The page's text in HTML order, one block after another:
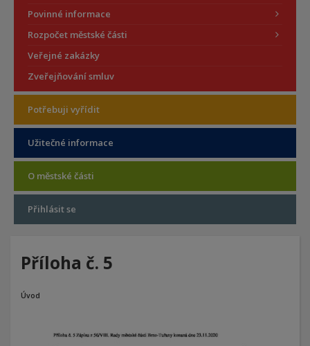
Povinné informace
Rozpočet městské části
Veřejné zakázky
Zveřejňování smluv
Potřebuji vyřídit
Užitečné informace
O městské části
Přihlásit se
Příloha č. 5
Úvod